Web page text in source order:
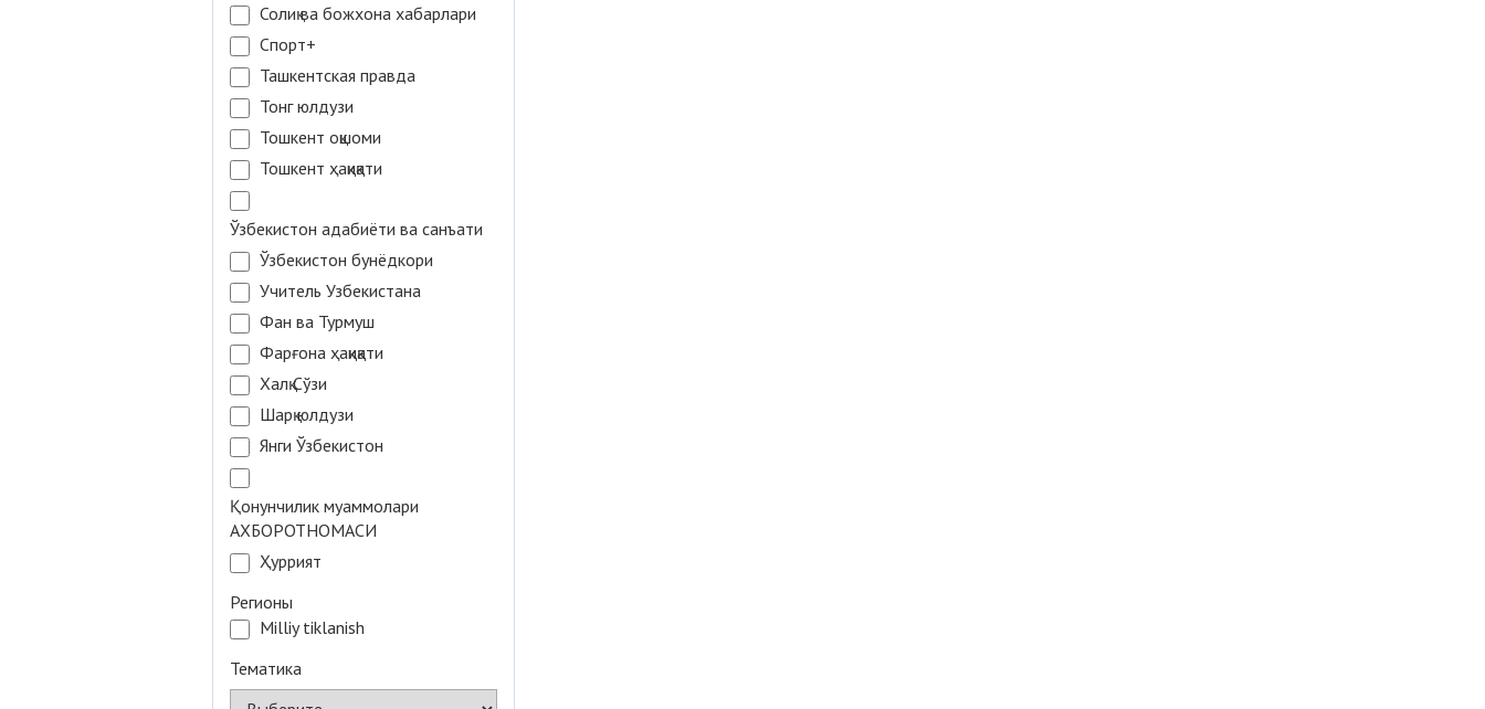
Солиқ ва божхона хабарлари
Спорт+
Ташкентская правда
Тонг юлдузи
Тошкент оқшоми
Тошкент ҳақиқати
Ўзбекистон адабиёти ва санъати
Ўзбекистон бунёдкори
Учитель Узбекистана
Фан ва Турмуш
Фарғона ҳақиқати
Халқ Сўзи
Шарқ юлдузи
Янги Ўзбекистон
Қонунчилик муаммолари
АХБОРОТНОМАСИ
Ҳуррият
Регионы
Milliy tiklanish
Тематика